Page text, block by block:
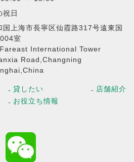
祝日
国上海市長寧区仙霞路317号遠東国
室
International Tower
Road,Changning
貸したい
お役立ち情報
店舗紹介